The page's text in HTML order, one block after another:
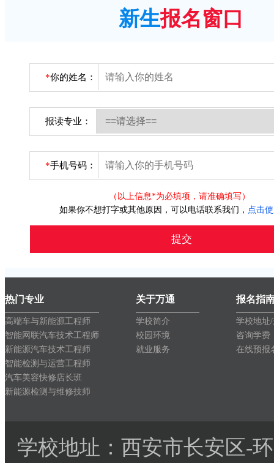
新生报名窗口
*你的姓名：
报读专业：
*手机号码：
（以上信息*为必填项，请准确填写）
如果你不想打字或其他原因，可以电话联系我们， 点击
热门专业
高端车与新能源工程师
智能网联汽车技术工程师
新能源汽车技术工程师
智能检测与运营工程师
汽车美容快修店长班
新能源检测与维修技师
关于万通
学校简介
校园环境
就业服务
报名指
学校地址
咨询学费
在线预报
学校地址：西安市长安区-